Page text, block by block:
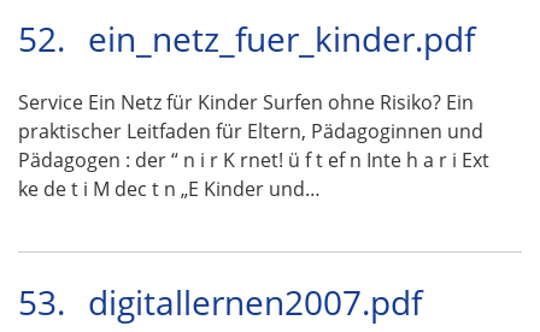
52. ein_netz_fuer_kinder.pdf
Service Ein Netz für Kinder Surfen ohne Risiko? Ein
praktischer Leitfaden für Eltern, Pädagoginnen und
Pädagogen : der “ n i r K rnet! ü f t ef n Inte h a r i Ext
ke de t i M dec t n „E Kinder und…
53. digitallernen2007.pdf